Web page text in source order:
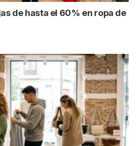
de hasta el 60% en ropa de